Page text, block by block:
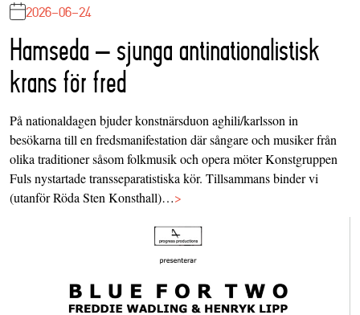
2026-06-24
Hamseda – sjunga antinationalistisk
krans för fred
På nationaldagen bjuder konstnärsduon aghili/karlsson in
besökarna till en fredsmanifestation där sångare och musiker från
olika traditioner såsom folkmusik och opera möter Konstgruppen
Fuls nystartade transseparatistiska kör. Tillsammans binder vi
(utanför Röda Sten Konsthall)…>